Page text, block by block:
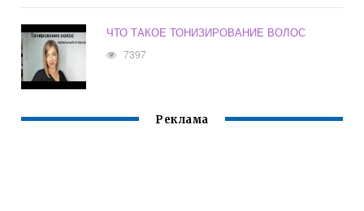
ЧТО ТАКОЕ ТОНИЗИРОВАНИЕ ВОЛОС
7397
Реклама